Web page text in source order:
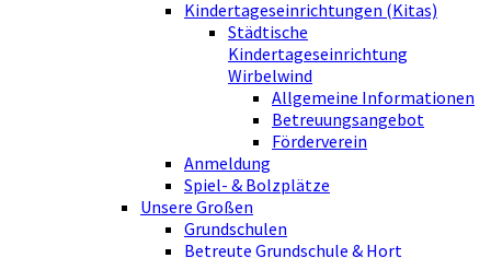
Kindertageseinrichtungen (Kitas)
Städtische
Kindertageseinrichtung
Wirbelwind
Allgemeine Informationen
Betreuungsangebot
Förderverein
Anmeldung
Spiel- & Bolzplätze
Unsere Großen
Grundschulen
Betreute Grundschule & Hort